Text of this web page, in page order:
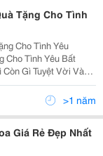
Tặng Cho Tình
Cho Tình Yêu
Cho Tình Yêu Bất
Gì Tuyệt Vời Và
Hoa Hồng Đã Phơi
Phun Nhựa Puc Để>1 năm
Giá Rẻ Đẹp Nhất